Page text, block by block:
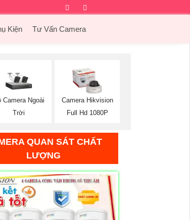
Facebook
Kiện Tư Vấn Camera
Camera Ngoài
Trời
Camera Hikvision
Full Hd 1080P
QUAN SÁT CHẤT
LƯỢNG